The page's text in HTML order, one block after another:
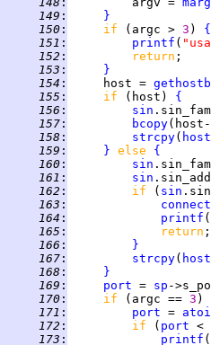
149 :
}
150 : if (argc > 3 ) {
151 : printf (
152 : return
153 :
}
154 :
     host =
155 : if (host) {
156 :
sin
157 : bcopy
158 : strcpy(
159 : } else {
160 :
sin
161 : sin
162 : if ( sin
163 :
164 : printf (
165 :
return
166 :
}
167 : strcpy(
168 :
}
169 : port = sp
170 : if (argc == 3 )
171 : port = atoi
172 : if ( port <
173 : printf (